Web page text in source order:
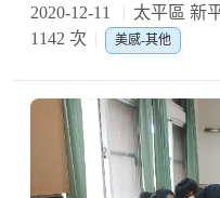
2020-12-11 太平區 新
1142 次
美感-其他